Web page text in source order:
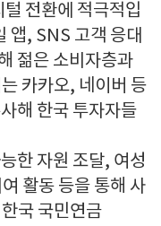
전환에 적극적입
앱, SNS 고객 응대
젊은 소비자층과
카카오, 네이버 등
해 한국 투자자들
한 자원 조달, 여성
활동 등을 통해 사
한국 국민연금